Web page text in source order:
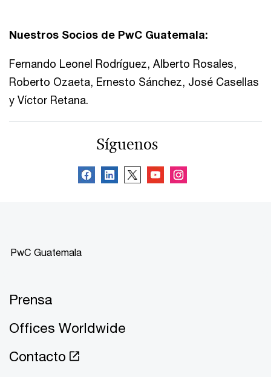
Nuestros Socios de PwC Guatemala:
Fernando Leonel Rodríguez, Alberto Rosales,
Roberto Ozaeta, Ernesto Sánchez, José Casellas
y Víctor Retana.
Síguenos
PwC Guatemala
Prensa
Offices Worldwide
Contacto